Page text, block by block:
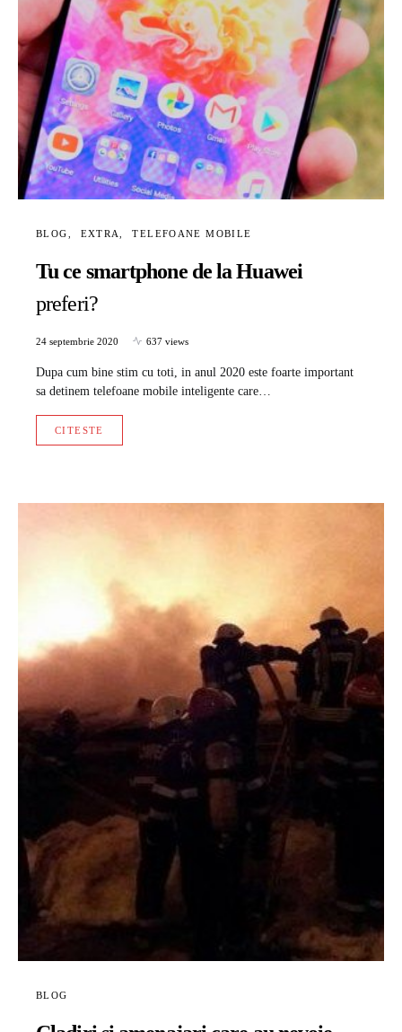
BLOG EXTRA TELEFOANE MOBILE
Tu ce smartphone de la Huawei
preferi?
24 septembrie 2020 637 views
Dupa cum bine stim cu toti, in anul 2020 este foarte important
sa detinem telefoane mobile inteligente care…
CITESTE
BLOG